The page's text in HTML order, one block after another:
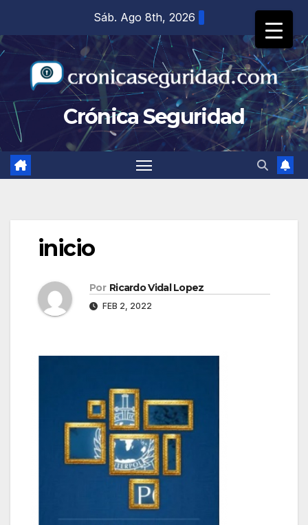
contenido
Sáb. Ago 8th, 2026
Crónica Seguridad
inicio
Por Ricardo Vidal Lopez
FEB 2, 2022